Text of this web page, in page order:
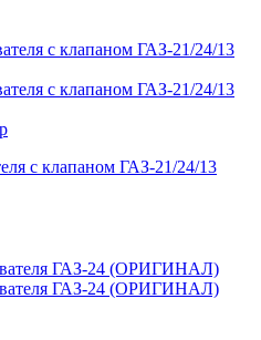
с клапаном ГАЗ-21/24/13